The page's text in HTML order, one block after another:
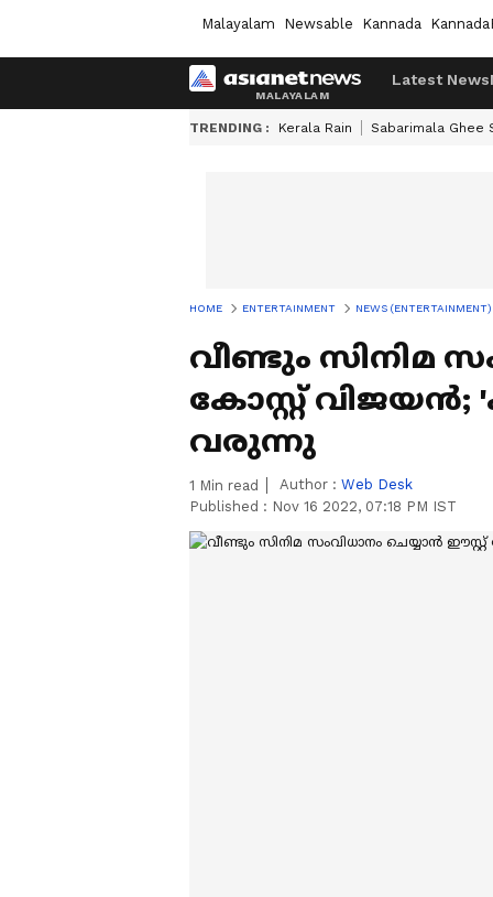
Malayalam Newsable Kannada
Latest News
TRENDING : Kerala Rain Sabarimala Ghee
HOME ENTERTAINMENT NEWS (ENTERTAINMENT)
വീണ്ടും സിനിമ
കോസ്റ്റ്
വരുന്നു
1 Min read Author : Web Desk
Published : Nov 16 2022, 07:18 PM IST